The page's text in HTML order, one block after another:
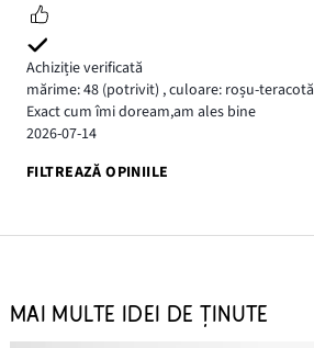
Achiziție verificată
mărime: 48 (potrivit) ,culoare: roșu-teracotă
Exact cum îmi doream,am ales bine
2026-07-14
FILTREAZĂ OPINIILE
MAI MULTE IDEI DE ȚINUTE